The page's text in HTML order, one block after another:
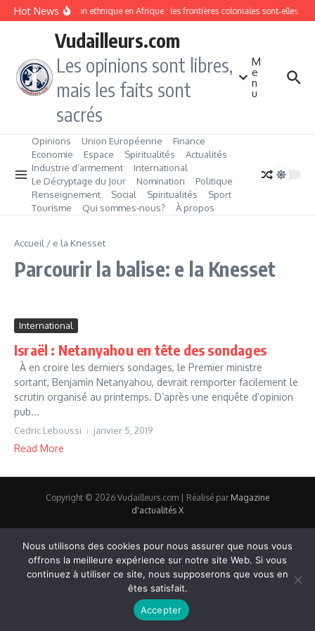
Aller au contenu
Hot NewsDivision ethnique en Afrique : les frontières coloniales sont‑elles
Vudailleurs.com
Les opinions sont libres,
mais les faits sont
sacrés
M
e
n
u
Opinions Union Européenne
Finance
Economie
Espace Spiritualités
Actualités
Industrie d’armement
International
Le Décryptage du Jour
Nomination
Politique
Renseignement
Social Spiritualités
Sport
Tourisme
Qui sommes‑nous? À propos
Accueil / e la Knesset
Parcourir la balise: e la Knesset
International
Israël : Netanyahou en tête des sondages
À en croire les derniers sondages, le Premier ministre
sortant, Benjamin Netanyahou, devrait remporter facilement le
scrutin organisé au printemps. D’après une enquête d’opinion
pub...
Cedric Leboussi janvier 5, 2019
Read More
Copyright © 2026 Vudailleurs.com | Réalisé par Magazine
d'actualités X
Nous utilisons des cookies pour nous assurer que nous vous
offrons la meilleure expérience sur notre site Web. Si vous
continuez à utiliser ce site, nous supposerons que vous en
êtes satisfait.
Accepter